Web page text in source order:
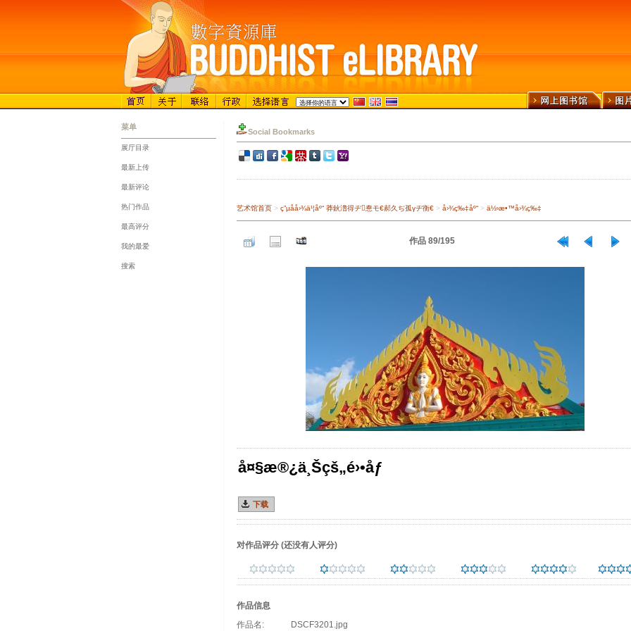
菜单
展厅目录
最新上传
最新评论
热门作品
最高评分
我的最爱
搜索
Social Bookmarks
艺术馆首页> ç”µå­å›¾ä¹¦åº“ 莽鈥澛得ヂ惷モ€郝久ぢ孤γヂ衡€> å›¾ç‰‡åº“> ä½›æ•™å›¾ç‰‡
作品 89/195
å¤§æ®¿ä¸Šçš„é›•åƒ
下载
对作品评分(还没有人评分)
作品信息
作品名:
DSCF3201.jpg